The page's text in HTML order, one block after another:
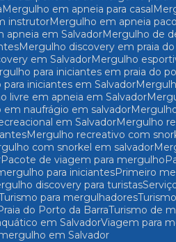
Mergulho em apneia para casal
instrutor Mergulho em apneia
apneia em Salvador Mergulho de
Mergulho discovery em praia
em Salvador Mergulho
para iniciantes em praia do
para iniciantes em Salvador
livre em apneia em Salvador
em naufrágio em salvador
em Salvador Mergulho
Mergulho recreativo com
com snorkel em salvador
Pacote de viagem para mergulho
para iniciantes
Primeiro
discovery para turistas
Turismo para mergulhadores
do Porto da Barra Turismo de
em Salvador Viagem para
mergulho em Salvador